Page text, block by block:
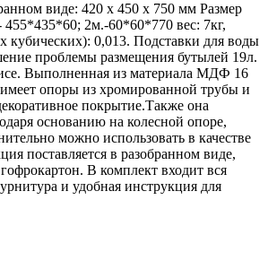
виде: 420 х 450 х 750 мм Размер
455*435*60; 2м.-60*60*770 вес: 7кг,
кубических): 0,013. Подставки для воды
проблемы размещения бутылей 19л.
Выполненная из материала МДФ 16
опоры из хромированной трубы и
покрытие.Также она
основанию на колесной опоре,
можно использовать в качестве
поставляется в разобранном виде,
В комплект входит вся
и удобная инструкция для